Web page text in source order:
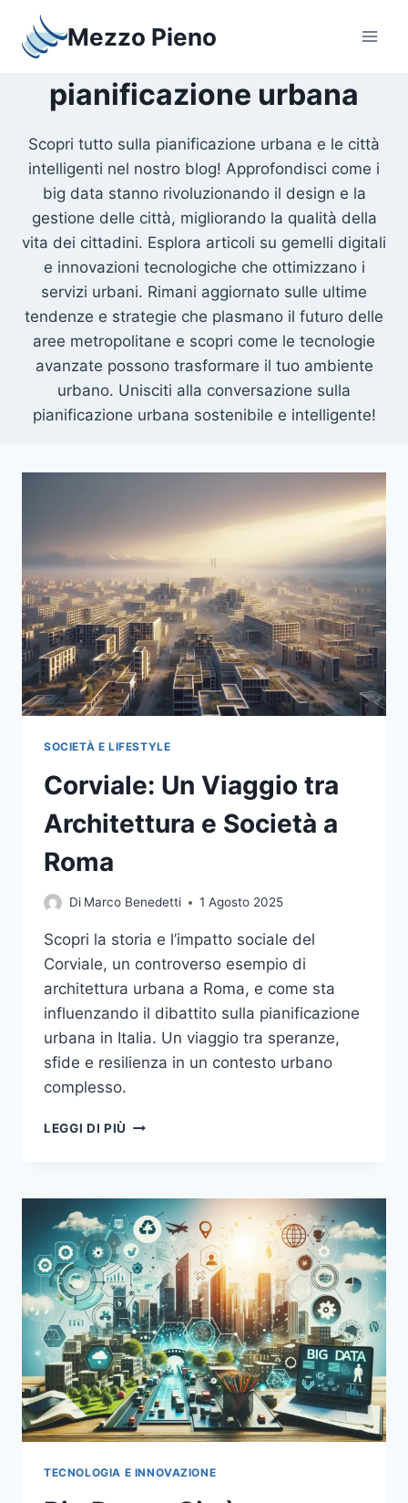
contenuto
Mezzo Pieno
pianificazione urbana
Scopri tutto sulla pianificazione urbana e le città
intelligenti nel nostro blog! Approfondisci come i
big data stanno rivoluzionando il design e la
gestione delle città, migliorando la qualità della
vita dei cittadini. Esplora articoli su gemelli digitali
e innovazioni tecnologiche che ottimizzano i
servizi urbani. Rimani aggiornato sulle ultime
tendenze e strategie che plasmano il futuro delle
aree metropolitane e scopri come le tecnologie
avanzate possono trasformare il tuo ambiente
urbano. Unisciti alla conversazione sulla
pianificazione urbana sostenibile e intelligente!
SOCIETÀ E LIFESTYLE
Corviale: Un Viaggio tra
Architettura e Società a
Roma
Di Marco Benedetti 1 Agosto 2025
Scopri la storia e l’impatto sociale del
Corviale, un controverso esempio di
architettura urbana a Roma, e come sta
influenzando il dibattito sulla pianificazione
urbana in Italia. Un viaggio tra speranze,
sfide e resilienza in un contesto urbano
complesso.
LEGGI DI PIÙ CORVIALE:
ARCHITETTURA
E
SOCIETÀ
A
ROMA
TECNOLOGIA E INNOVAZIONE